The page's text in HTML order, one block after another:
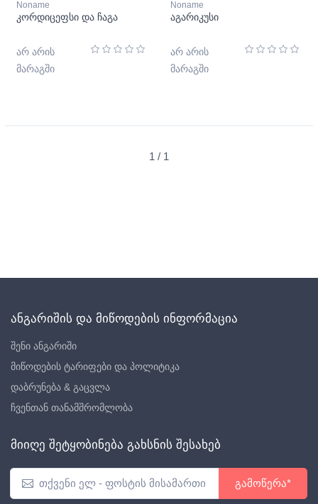
Noname
კორდიცეფსი და ჩაგა
არ არის
მარაგში
Noname
აგარიკუსი
არ არის
მარაგში
1 / 1
ანგარიშის და მიწოდების ინფორმაცია
შენი ანგარიში
მიწოდების ტარიფები და პოლიტიკა
დაბრუნება & გაცვლა
ჩვენთან თანამშრომლობა
მიიღე შეტყობინება გახსნის შესახებ
გამოწერა*